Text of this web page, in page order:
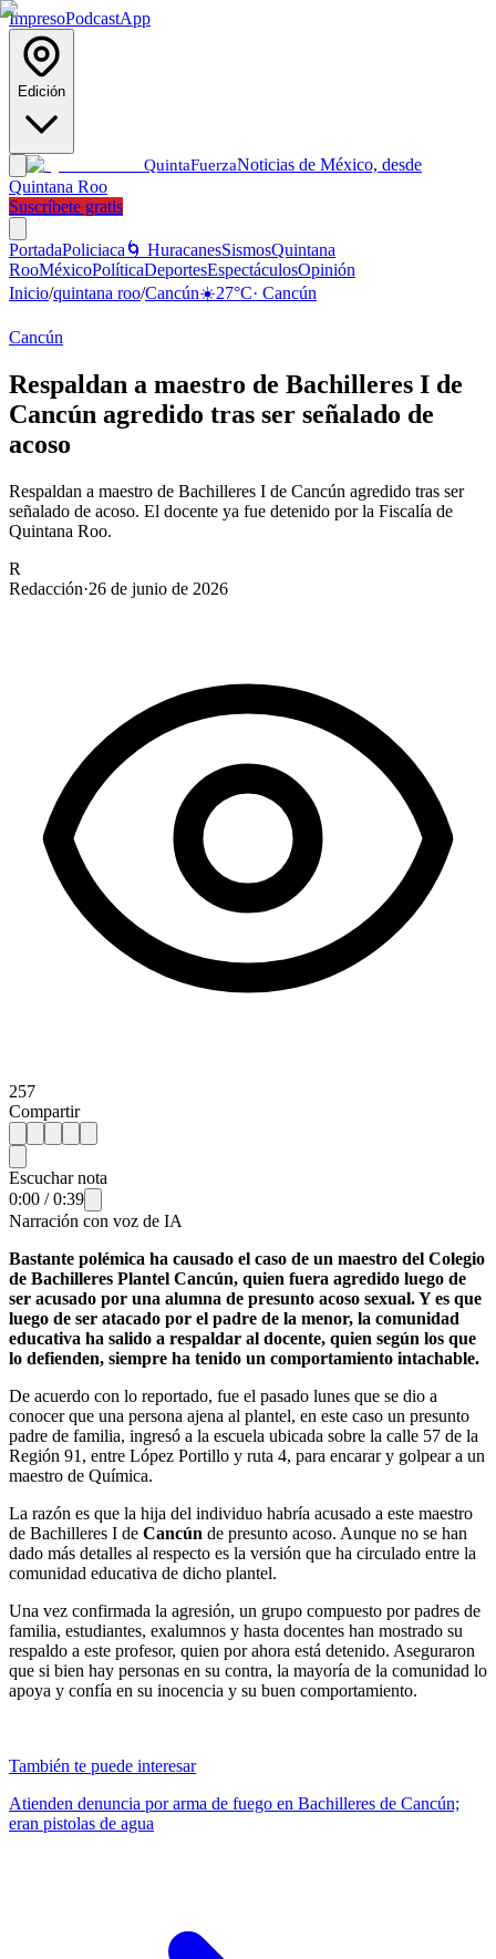
ImpresoPodcastApp
Edición
QuintaFuerzaNoticias de México, desde
Quintana Roo
Suscríbete gratis
PortadaPoliciaca 🌀 HuracanesSismosQuintana
RooMéxicoPolíticaDeportesEspectáculosOpinión
Inicio/quintana roo/Cancún☀️27°C· Cancún
Cancún
Respaldan a maestro de Bachilleres I de
Cancún agredido tras ser señalado de
acoso
Respaldan a maestro de Bachilleres I de Cancún agredido tras ser
señalado de acoso. El docente ya fue detenido por la Fiscalía de
Quintana Roo.
R
Redacción·26 de junio de 2026
257
Compartir
Escuchar nota
0:00 /0:39
Narración con voz de IA
Bastante polémica ha causado el caso de un maestro del Colegio
de Bachilleres Plantel Cancún, quien fuera agredido luego de
ser acusado por una alumna de presunto acoso sexual. Y es que
luego de ser atacado por el padre de la menor, la comunidad
educativa ha salido a respaldar al docente, quien según los que
lo defienden, siempre ha tenido un comportamiento intachable.
De acuerdo con lo reportado, fue el pasado lunes que se dio a
conocer que una persona ajena al plantel, en este caso un presunto
padre de familia, ingresó a la escuela ubicada sobre la calle 57 de la
Región 91, entre López Portillo y ruta 4, para encarar y golpear a un
maestro de Química.
La razón es que la hija del individuo habría acusado a este maestro
de Bachilleres I de Cancún de presunto acoso. Aunque no se han
dado más detalles al respecto es la versión que ha circulado entre la
comunidad educativa de dicho plantel.
Una vez confirmada la agresión, un grupo compuesto por padres de
familia, estudiantes, exalumnos y hasta docentes han mostrado su
respaldo a este profesor, quien por ahora está detenido. Aseguraron
que si bien hay personas en su contra, la mayoría de la comunidad lo
apoya y confía en su inocencia y su buen comportamiento.
También te puede interesar
Atienden denuncia por arma de fuego en Bachilleres de Cancún;
eran pistolas de agua